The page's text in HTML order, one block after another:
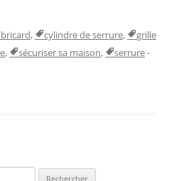
bricard, cylindre de serrure,
grille
, sécuriser sa maison, serrure-